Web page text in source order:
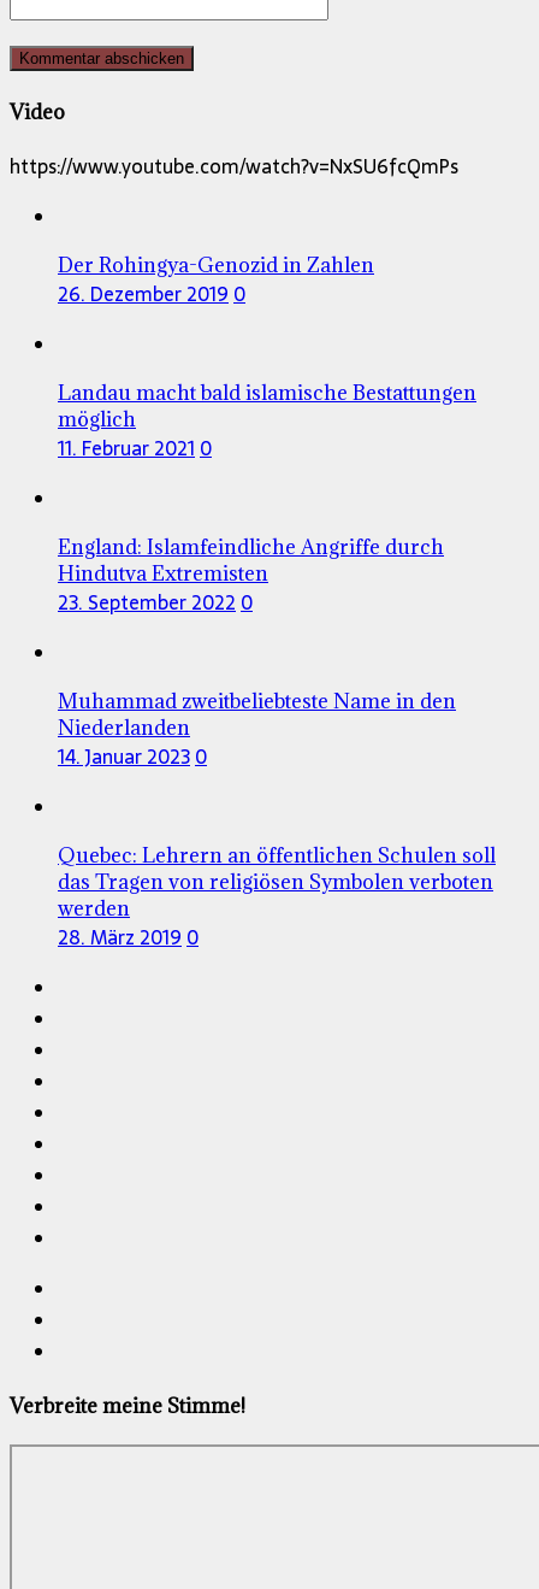
Video
https://www.youtube.com/watch?v=NxSU6fcQmPs
Der Rohingya-Genozid in Zahlen
26. Dezember 2019 0
Landau macht bald islamische Bestattungen
möglich
11. Februar 2021 0
England: Islamfeindliche Angriffe durch
Hindutva Extremisten
23. September 2022 0
Muhammad zweitbeliebteste Name in den
Niederlanden
14. Januar 20230
Quebec: Lehrern an öffentlichen Schulen soll
das Tragen von religiösen Symbolen verboten
werden
28. März 2019 0
Verbreite meine Stimme!